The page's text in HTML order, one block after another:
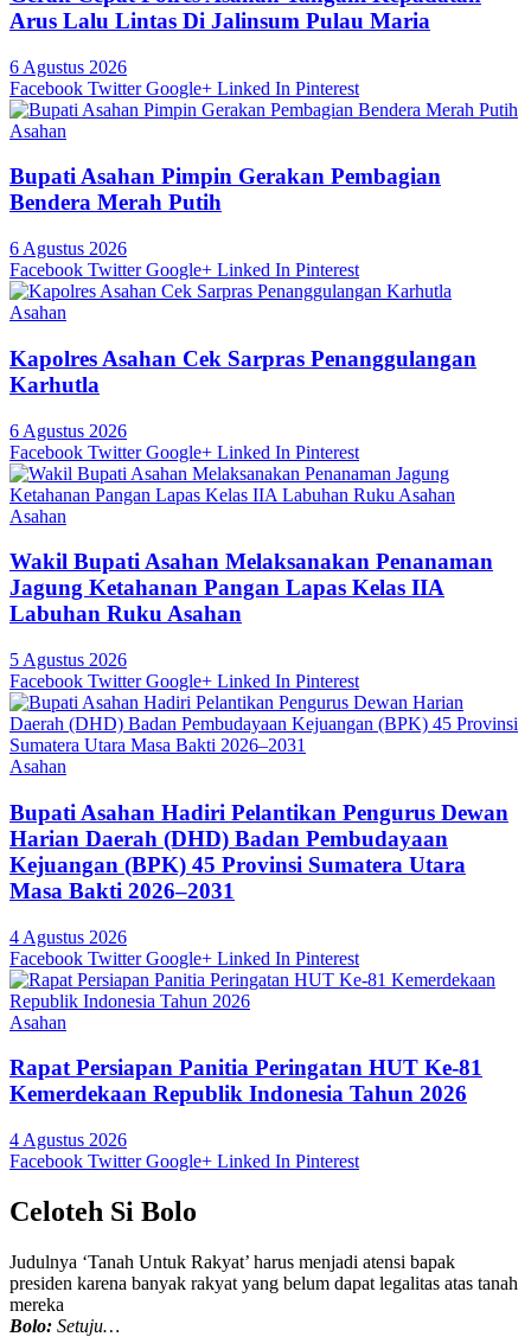
Arus Lalu Lintas Di Jalinsum Pulau Maria
6 Agustus 2026
Facebook Twitter Google+ Linked In Pinterest
Asahan
Bupati Asahan Pimpin Gerakan Pembagian
Bendera Merah Putih
6 Agustus 2026
Facebook Twitter Google+ Linked In Pinterest
Asahan
Kapolres Asahan Cek Sarpras Penanggulangan
Karhutla
6 Agustus 2026
Facebook Twitter Google+ Linked In Pinterest
Asahan
Wakil Bupati Asahan Melaksanakan Penanaman
Jagung Ketahanan Pangan Lapas Kelas IIA
Labuhan Ruku Asahan
5 Agustus 2026
Facebook Twitter Google+ Linked In Pinterest
Asahan
Bupati Asahan Hadiri Pelantikan Pengurus Dewan
Harian Daerah (DHD) Badan Pembudayaan
Kejuangan (BPK) 45 Provinsi Sumatera Utara
Masa Bakti 2026–2031
4 Agustus 2026
Facebook Twitter Google+ Linked In Pinterest
Asahan
Rapat Persiapan Panitia Peringatan HUT Ke-81
Kemerdekaan Republik Indonesia Tahun 2026
4 Agustus 2026
Facebook Twitter Google+ Linked In Pinterest
Celoteh Si Bolo
Judulnya ‘Tanah Untuk Rakyat’ harus menjadi atensi bapak
presiden karena banyak rakyat yang belum dapat legalitas atas tanah
mereka
Bolo: Setuju…